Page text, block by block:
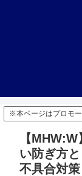
※本ページはプロモ
【
い防ぎ方
不具合対